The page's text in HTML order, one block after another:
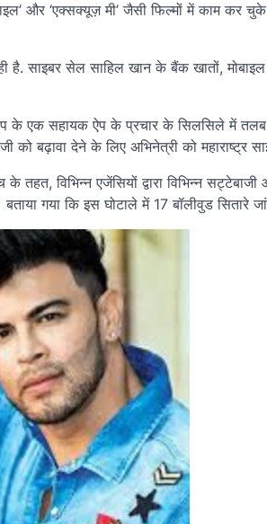
और ‘एक्सक्यूज़ मी’ जैसी फिल्मों में काम कर
है. साइबर सेल साहिल खान के बैंक खातों,
के एक सहायक ऐप के प्रचार के सिलसिले में
बढ़ावा देने के लिए अभिनेत्री को महाराष्ट्र
विभिन्न एजेंसियों द्वारा विभिन्न
गया कि इस घोटाले में 17 बॉलीवुड सितारे